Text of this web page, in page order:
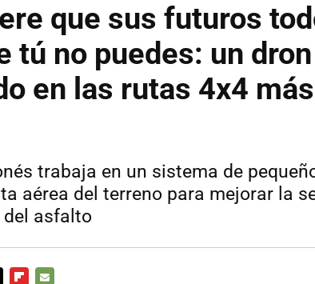
que sus futuros
tú no puedes: un
en las rutas 4x4 más
trabaja en un sistema de
aérea del terreno para mejorar la
asfalto